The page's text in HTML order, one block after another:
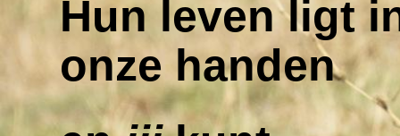
Hun leven ligt
onze handen